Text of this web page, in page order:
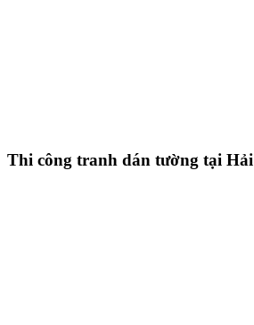
Thi công tranh dán tường tại